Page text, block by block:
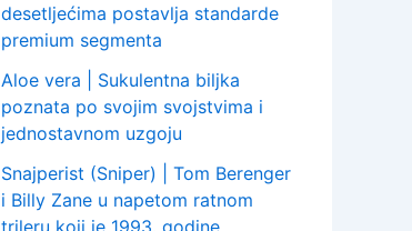
desetljećima postavlja standarde
premium segmenta
Aloe vera | Sukulentna biljka
poznata po svojim svojstvima i
jednostavnom uzgoju
Snajperist (Sniper) | Tom Berenger
i Billy Zane u napetom ratnom